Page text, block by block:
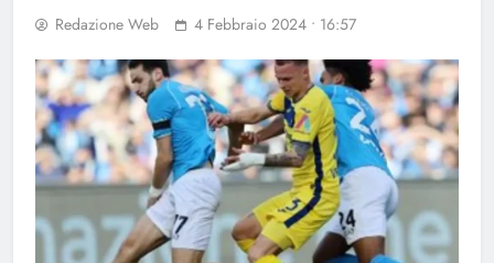
Redazione Web 4 Febbraio 2024 • 16:57